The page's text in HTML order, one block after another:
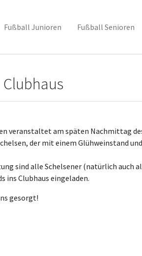
Fußball Junioren Fußball Senioren
veranstaltet am späten Nachmittag
der mit einem Glühweinstand
sind alle Schelsener (natürlich auch
ins Clubhaus eingeladen.
gesorgt!